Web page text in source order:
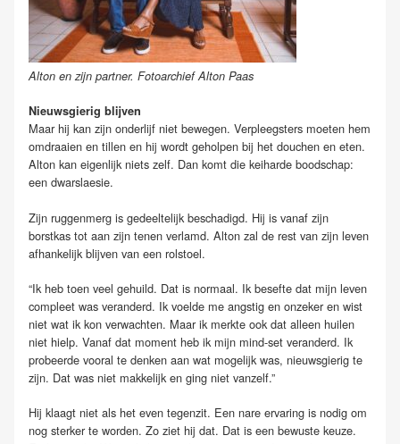
Alton en zijn partner. Fotoarchief Alton Paas
Nieuwsgierig blijven
Maar hij kan zijn onderlijf niet bewegen. Verpleegsters moeten hem
omdraaien en tillen en hij wordt geholpen bij het douchen en eten.
Alton kan eigenlijk niets zelf. Dan komt die keiharde boodschap:
een dwarslaesie.
Zijn ruggenmerg is gedeeltelijk beschadigd. Hij is vanaf zijn
borstkas tot aan zijn tenen verlamd. Alton zal de rest van zijn leven
afhankelijk blijven van een rolstoel.
“Ik heb toen veel gehuild. Dat is normaal. Ik besefte dat mijn leven
compleet was veranderd. Ik voelde me angstig en onzeker en wist
niet wat ik kon verwachten. Maar ik merkte ook dat alleen huilen
niet hielp. Vanaf dat moment heb ik mijn mind-set veranderd. Ik
probeerde vooral te denken aan wat mogelijk was, nieuwsgierig te
zijn. Dat was niet makkelijk en ging niet vanzelf.”
Hij klaagt niet als het even tegenzit. Een nare ervaring is nodig om
nog sterker te worden. Zo ziet hij dat. Dat is een bewuste keuze.